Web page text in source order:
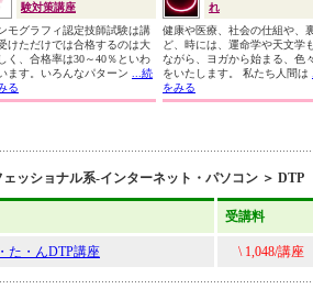
験対策講座
モグラフィ認定技師試験は講
けただけでは合格するのは大
く、合格率は30～40％といわ
ます。いろんなパターン
...続
る
れ
健康や医療、社会の仕組や、
ど、時には、運命学や天文学
ながら、ヨガから始まる、色
をいたします。 私たち人間は
をみる
ェッショナル系-インターネット・パソコン ＞ DTP
受講料
た・んDTP講座 \ 1,048/講座